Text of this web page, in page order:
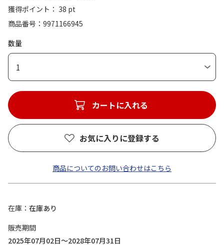
獲得ポイント： 38 pt
商品番号
9971166945
数量
1
カートに入れる
お気に入りに登録する
商品についてのお問い合わせはこちら
在庫
在庫あり
販売期間
2025年07月02日～2028年07月31日